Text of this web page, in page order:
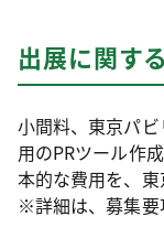
出展に関す
小間料、東京パ
用のPRツール作
本的な費用を、東
※詳細は、募集要